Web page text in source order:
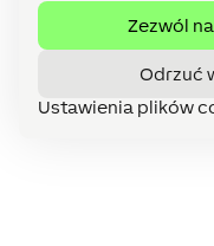
Zezwól
Odrzuć
Ustawienia plików